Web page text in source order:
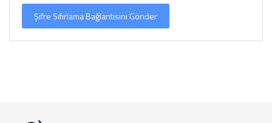
Şifre Sıfırlama Bağlantısını Gönder